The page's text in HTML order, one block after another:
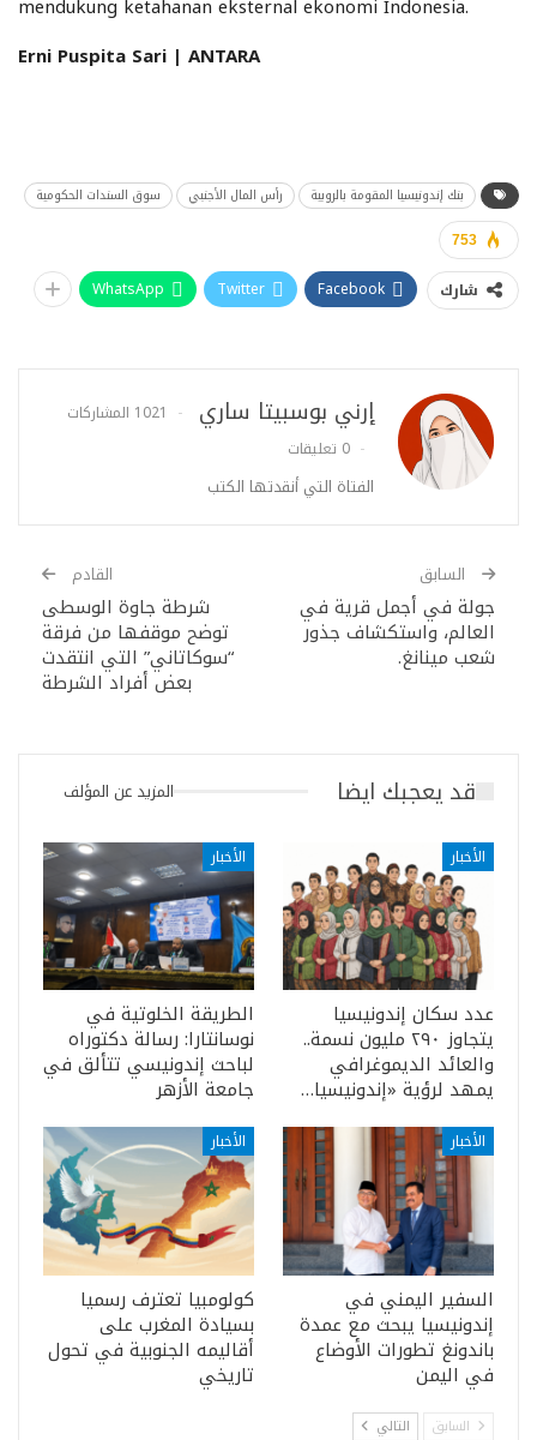
Erni Puspita Sari | ANTARA
بنك إندونيسيا المقومة بالروبية رأس المال الأجنبي سوق السندات الحكومية
753
شارك Facebook
Twitter
WhatsApp
إرني بوسبيتا ساري
1021 المشاركات
0 تعليقات
الفتاة التي أنقدتها الكتب
السابق
جولة في أجمل قرية في
العالم، واستكشاف جذور
شعب مينانغ.
القادم
شرطة جاوة الوسطى
توضح موقفها من فرقة
“سوكاتاني” التي انتقدت
بعض أفراد الشرطة
قد يعجبك ايضا المزيد عن المؤلف
الأخبار
عدد سكان إندونيسيا
يتجاوز ٢٩٠ مليون نسمة..
والعائد الديموغرافي
يمهد لرؤية «إندونيسيا…
الأخبار
الطريقة الخلوتية في
نوسانتارا: رسالة دكتوراه
لباحث إندونيسي تتألق في
جامعة الأزهر
الأخبار
السفير اليمني في
إندونيسيا يبحث مع عمدة
باندونغ تطورات الأوضاع
في اليمن
الأخبار
كولومبيا تعترف رسميا
بسيادة المغرب على
أقاليمه الجنوبية في تحول
تاريخي
السابق التالي